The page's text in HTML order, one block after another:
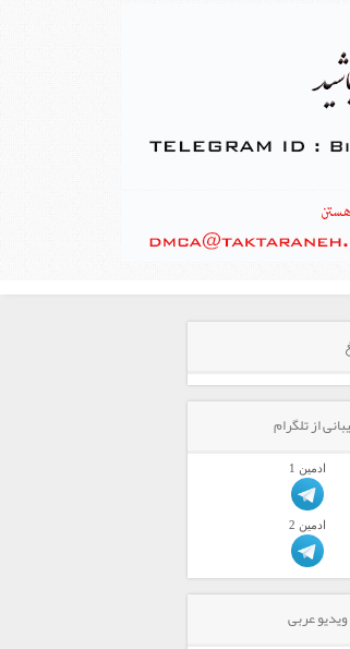
از تلگرام
ادمين 1
ادمين 2
عربی